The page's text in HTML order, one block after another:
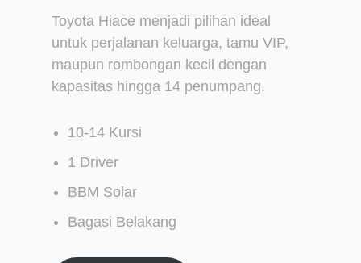
Toyota Hiace menjadi pilihan ideal
untuk perjalanan keluarga, tamu VIP,
maupun rombongan kecil dengan
kapasitas hingga 14 penumpang.
10-14 Kursi
1 Driver
BBM Solar
Bagasi Belakang